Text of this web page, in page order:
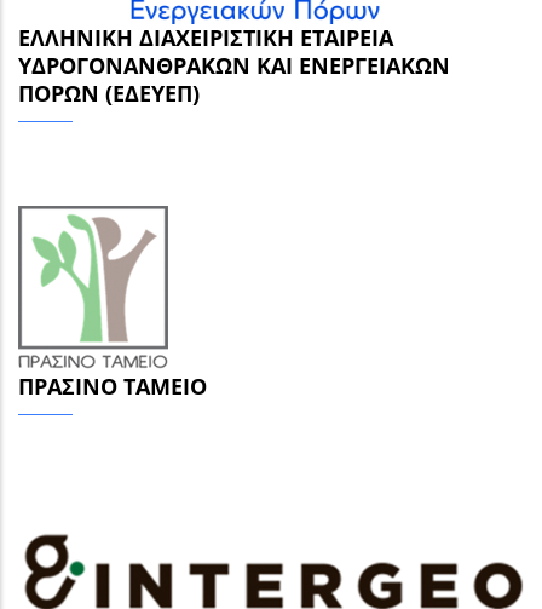
ΕΛΛΗΝΙΚΉ ΔΙΑΧΕΙΡΙΣΤΙΚΉ ΕΤΑΙΡΕΊΑ
ΥΔΡΟΓΟΝΑΝΘΡΆΚΩΝ ΚΑΙ ΕΝΕΡΓΕΙΑΚΏΝ
ΠΌΡΩΝ (ΕΔΕΥΕΠ)
ΠΡΆΣΙΝΟ ΤΑΜΕΊΟ